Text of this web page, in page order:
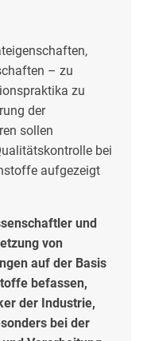
– zu
zu
der
sollen
bei
aufgezeigt
und
von
auf der Basis
befassen,
der Industrie,
bei der